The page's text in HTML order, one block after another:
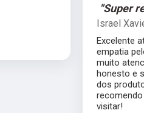
"Super
Israel
Excelente
empatia
muito
honesto e
dos
visitar!